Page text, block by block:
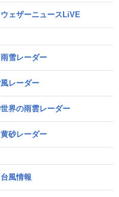
ウェザーニュースLiVE
雨雪レーダー
風レーダー
世界の雨雲レーダー
黄砂レーダー
台風情報